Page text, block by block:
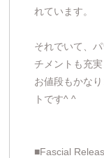
れています。
それでいて、
チメントも充
お値段もかな
トです^ ^
■Fascial